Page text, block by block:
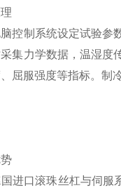
控制系统设定试验参
集力学数据，温湿度
屈服强度等指标。制
进口滚珠丝杠与伺服